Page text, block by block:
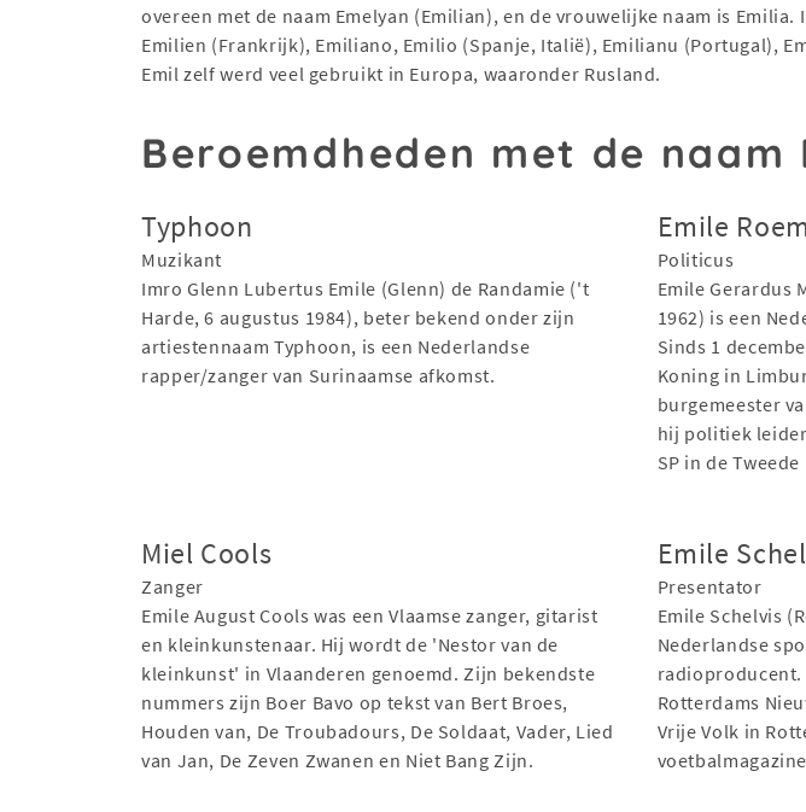
overeen met de naam Emelyan (Emilian), en de vrouwelijke naam is
Emilien (Frankrijk), Emiliano, Emilio (Spanje, Italië), Emilianu (Portugal),
Emil zelf werd veel gebruikt in Europa, waaronder Rusland.
Beroemdheden met de naam
Typhoon
Muzikant
Imro Glenn Lubertus Emile (Glenn) de Randamie ('t
Harde, 6 augustus 1984), beter bekend onder zijn
artiestennaam Typhoon, is een Nederlandse
rapper/zanger van Surinaamse afkomst.
Emile
Politicus
Emile Gerardus
1962) is een
Sinds 1
Koning in
burgemeester
hij politiek
SP in de Tweede
Miel Cools
Zanger
Emile August Cools was een Vlaamse zanger, gitarist
en kleinkunstenaar. Hij wordt de 'Nestor van de
kleinkunst' in Vlaanderen genoemd. Zijn bekendste
nummers zijn Boer Bavo op tekst van Bert Broes,
Houden van, De Troubadours, De Soldaat, Vader, Lied
van Jan, De Zeven Zwanen en Niet Bang Zijn.
Emile
Presentator
Emile Schelvis
Nederlandse
radioproducent.
Rotterdams
Vrije Volk in